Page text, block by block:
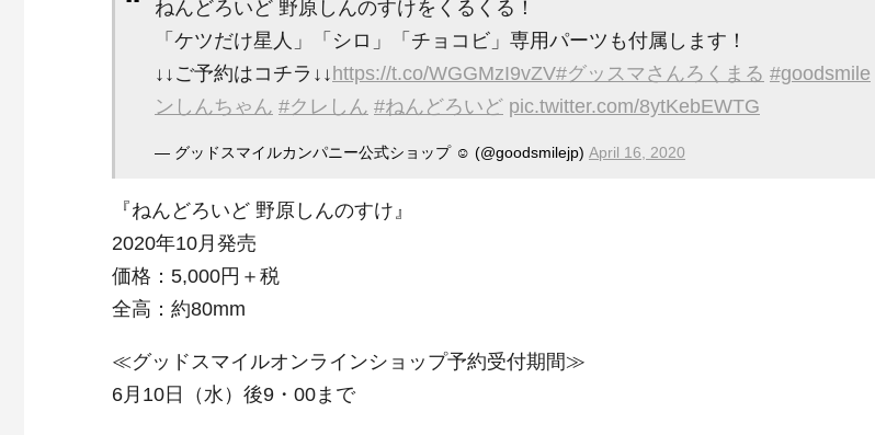
ねんどろいど 野原しんのすけをくるくる！
「ケツだけ星人」「シロ」「チョコビ」専用パーツも付属します！
↓↓ご予約はコチラ↓↓https://t.co/WGGMzI9vZV#グッスマさんろくまる #goodsmile
ンしんちゃん #クレしん #ねんどろいど pic.twitter.com/8ytKebEWTG
— グッドスマイルカンパニー公式ショップ ☺︎ (@goodsmilejp) April 16, 2020
『ねんどろいど 野原しんのすけ』
2020年10月発売
価格：5,000円＋税
全高：約80mm
≪グッドスマイルオンラインショップ予約受付期間≫
6月10日（水）後9・00まで